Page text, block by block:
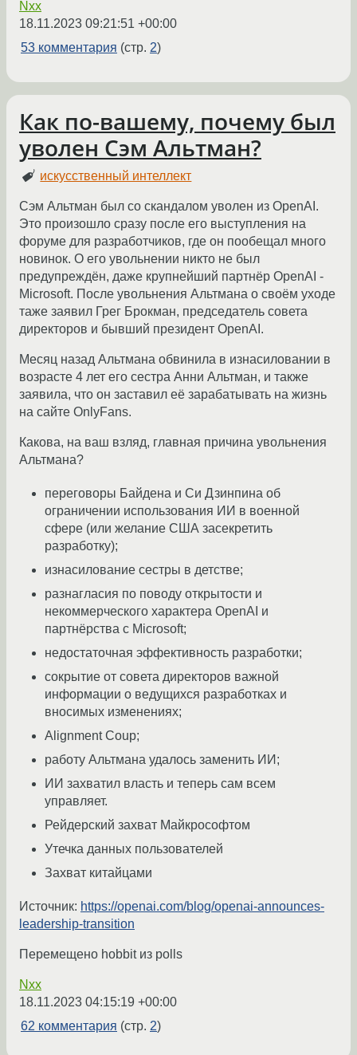
Nxx
18.11.2023 09:21:51 +00:00
53 комментария (стр. 2)
Как по-вашему, почему был
уволен Сэм Альтман?
искусственный интеллект
Сэм Альтман был со скандалом уволен из OpenAI.
Это произошло сразу после его выступления на
форуме для разработчиков, где он пообещал много
новинок. О его увольнении никто не был
предупреждён, даже крупнейший партнёр OpenAI -
Microsoft. После увольнения Альтмана о своём уходе
таже заявил Грег Брокман, председатель совета
директоров и бывший президент OpenAI.
Месяц назад Альтмана обвинила в изнасиловании в
возрасте 4 лет его сестра Анни Альтман, и также
заявила, что он заставил её зарабатывать на жизнь
на сайте OnlyFans.
Какова, на ваш взляд, главная причина увольнения
Альтмана?
переговоры Байдена и Си Дзинпина об
ограничении использования ИИ в военной
сфере (или желание США засекретить
разработку);
изнасилование сестры в детстве;
разнагласия по поводу открытости и
некоммерческого характера OpenAI и
партнёрства с Microsoft;
недостаточная эффективность разработки;
сокрытие от совета директоров важной
информации о ведущихся разработках и
вносимых изменениях;
Alignment Coup;
работу Альтмана удалось заменить ИИ;
ИИ захватил власть и теперь сам всем
управляет.
Рейдерский захват Майкрософтом
Утечка данных пользователей
Захват китайцами
Источник: https://openai.com/blog/openai-announces-
leadership-transition
Перемещено hobbit из polls
Nxx
18.11.2023 04:15:19 +00:00
62 комментария (стр. 2)